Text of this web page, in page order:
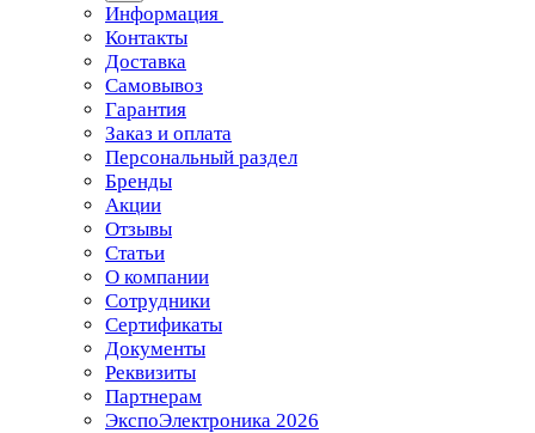
Информация
Контакты
Доставка
Самовывоз
Гарантия
Заказ и оплата
Персональный раздел
Бренды
Акции
Отзывы
Статьи
О компании
Сотрудники
Сертификаты
Документы
Реквизиты
Партнерам
ЭкспоЭлектроника 2026